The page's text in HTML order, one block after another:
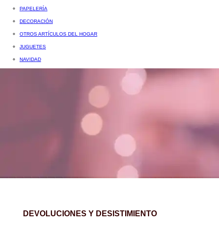
PAPELERÍA
DECORACIÓN
OTROS ARTÍCULOS DEL HOGAR
JUGUETES
NAVIDAD
DEVOLUCIONES Y DESISTIMIENTO